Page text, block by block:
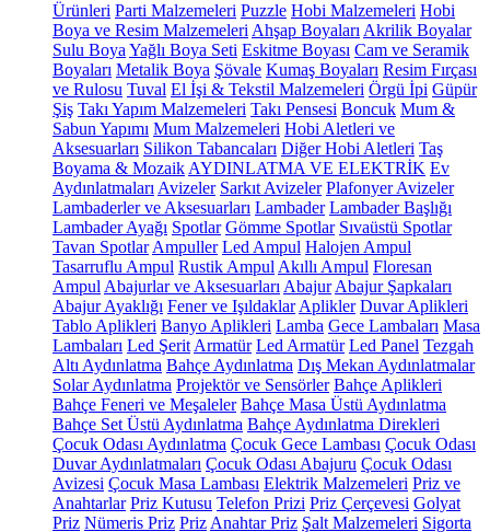
Ürünleri Parti Malzemeleri Puzzle Hobi Malzemeleri Hobi
Boya ve Resim Malzemeleri Ahşap Boyaları Akrilik Boyalar
Sulu Boya Yağlı Boya Seti Eskitme Boyası Cam ve Seramik
Boyaları Metalik Boya Şövale Kumaş Boyaları Resim Fırçası
ve Rulosu Tuval El İşi & Tekstil Malzemeleri Örgü İpi Güpür
Şiş Takı Yapım Malzemeleri Takı Pensesi Boncuk Mum &
Sabun Yapımı Mum Malzemeleri Hobi Aletleri ve
Aksesuarları Silikon Tabancaları Diğer Hobi Aletleri Taş
Boyama & Mozaik AYDINLATMA VE ELEKTRİK Ev
Aydınlatmaları Avizeler Sarkıt Avizeler Plafonyer Avizeler
Lambaderler ve Aksesuarları Lambader Lambader Başlığı
Lambader Ayağı Spotlar Gömme Spotlar Sıvaüstü Spotlar
Tavan Spotlar Ampuller Led Ampul Halojen Ampul
Tasarruflu Ampul Rustik Ampul Akıllı Ampul Floresan
Ampul Abajurlar ve Aksesuarları Abajur Abajur Şapkaları
Abajur Ayaklığı Fener ve Işıldaklar Aplikler Duvar Aplikleri
Tablo Aplikleri Banyo Aplikleri Lamba Gece Lambaları Masa
Lambaları Led Şerit Armatür Led Armatür Led Panel Tezgah
Altı Aydınlatma Bahçe Aydınlatma Dış Mekan Aydınlatmalar
Solar Aydınlatma Projektör ve Sensörler Bahçe Aplikleri
Bahçe Feneri ve Meşaleler Bahçe Masa Üstü Aydınlatma
Bahçe Set Üstü Aydınlatma Bahçe Aydınlatma Direkleri
Çocuk Odası Aydınlatma Çocuk Gece Lambası Çocuk Odası
Duvar Aydınlatmaları Çocuk Odası Abajuru Çocuk Odası
Avizesi Çocuk Masa Lambası Elektrik Malzemeleri Priz ve
Anahtarlar Priz Kutusu Telefon Prizi Priz Çerçevesi Golyat
Priz Nümeris Priz Priz Anahtar Priz Şalt Malzemeleri Sigorta